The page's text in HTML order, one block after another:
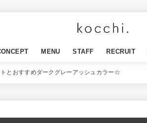
MENU STAFF RECRUIT
とおすすめダークグレーアッシュカラー☆